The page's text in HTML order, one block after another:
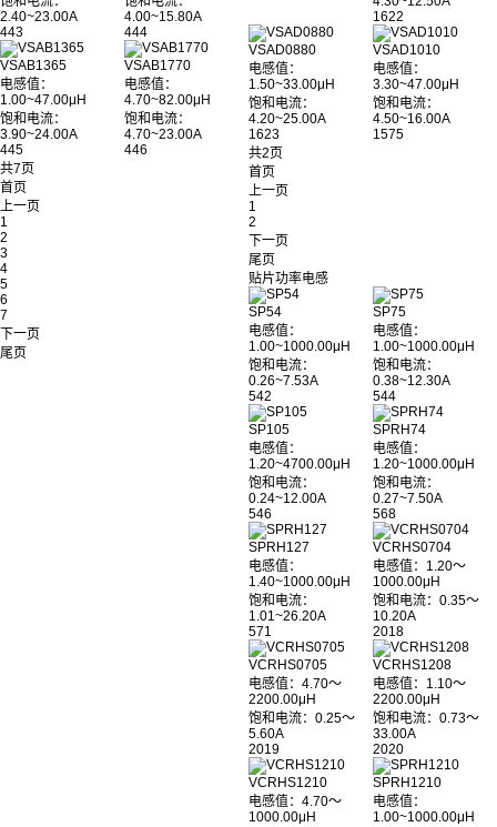
2.40~23.00A
443
4.00~15.80A
444
VSAB1365
电感值：
1.00~47.00μH
饱和电流：
3.90~24.00A
445
VSAB1770
电感值：
4.70~82.00μH
饱和电流：
4.70~23.00A
446
共7页
首页
上一页
1
2
3
4
5
6
7
下一页
尾页
1622
VSAD0880
电感值：
1.50~33.00μH
饱和电流：
4.20~25.00A
1623
VSAD1010
电感值：
3.30~47.00μH
饱和电流：
4.50~16.00A
1575
共2页
首页
上一页
1
2
下一页
尾页
贴片功率电感
SP54
电感值：
1.00~1000.00μH
饱和电流：
0.26~7.53A
542
SP75
电感值：
1.00~1000.00μH
饱和电流：
0.38~12.30A
544
SP105
电感值：
1.20~4700.00μH
饱和电流：
0.24~12.00A
546
SPRH74
电感值：
1.20~1000.00μH
饱和电流：
0.27~7.50A
568
SPRH127
电感值：
1.40~1000.00μH
饱和电流：
1.01~26.20A
571
VCRHS0704
电感值：1.20～
1000.00μH
饱和电流：0.35～
10.20A
2018
VCRHS0705
电感值：4.70～
2200.00μH
饱和电流：0.25～
5.60A
2019
VCRHS1208
电感值：1.10～
2200.00μH
饱和电流：0.73～
33.00A
2020
VCRHS1210
电感值：4.70～
1000.00μH
SPRH1210
电感值：
1.00~1000.00μH